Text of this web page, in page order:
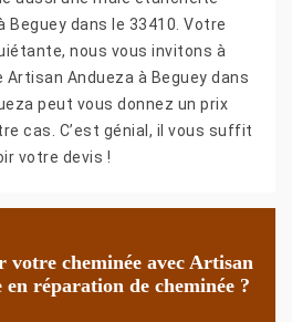
Beguey dans le 33410. Votre
nous vous invitons à
Andueza à Beguey dans
peut vous donnez un prix
cas. C’est génial, il vous suffit
votre devis !
votre cheminée avec Artisan
en réparation de cheminée ?